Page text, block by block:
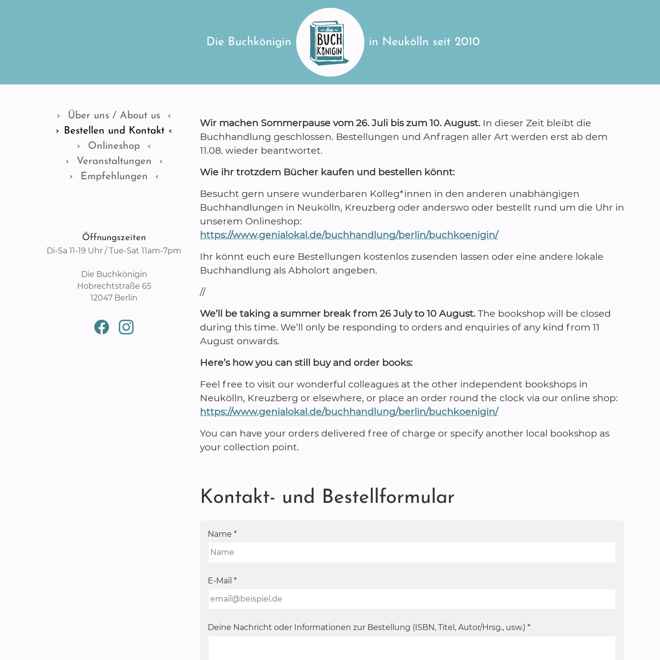
Die Buchkönigin in Neukölln seit 2010
Über uns / About us
Bestellen und Kontakt
Onlineshop
Veranstaltungen
Empfehlungen
Öffnungszeiten
Di-Sa 11-19 Uhr / Tue-Sat 11am-7pm
Die Buchkönigin
Hobrechtstraße 65
12047 Berlin
Wir machen Sommerpause vom 26. Juli bis zum 10. August. In dieser Zeit bleibt die
Buchhandlung geschlossen. Bestellungen und Anfragen aller Art werden erst ab dem
11.08. wieder beantwortet.
Wie ihr trotzdem Bücher kaufen und bestellen könnt:
Besucht gern unsere wunderbaren Kolleg*innen in den anderen unabhängigen
Buchhandlungen in Neukölln, Kreuzberg oder anderswo oder bestellt rund um die Uhr in
unserem Onlineshop:
https://www.genialokal.de/buchhandlung/berlin/buchkoenigin/
Ihr könnt euch eure Bestellungen kostenlos zusenden lassen oder eine andere lokale
Buchhandlung als Abholort angeben.
//
We’ll be taking a summer break from 26 July to 10 August. The bookshop will be closed
during this time. We’ll only be responding to orders and enquiries of any kind from 11
August onwards.
Here’s how you can still buy and order books:
Feel free to visit our wonderful colleagues at the other independent bookshops in
Neukölln, Kreuzberg or elsewhere, or place an order round the clock via our online shop:
https://www.genialokal.de/buchhandlung/berlin/buchkoenigin/
You can have your orders delivered free of charge or specify another local bookshop as
your collection point.
Kontakt- und Bestellformular
Name *
E-Mail *
Deine Nachricht oder Informationen zur Bestellung (ISBN, Titel, Autor/Hrsg., usw.) *